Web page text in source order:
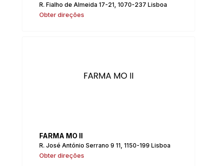
R. Fialho de Almeida 17-21, 1070-237 Lisboa
Obter direções
FARMA MO II
R. José António Serrano 9 11, 1150-199 Lisboa
Obter direções